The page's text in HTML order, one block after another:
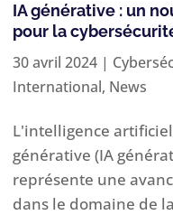
IA générative : un
pour la
30 avril 2024|
International, News
L'intelligence
générative (IA
représente une
dans le domaine de la